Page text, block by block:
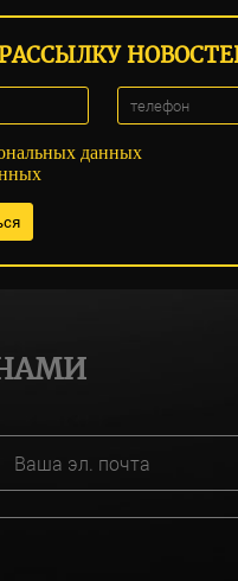
данных